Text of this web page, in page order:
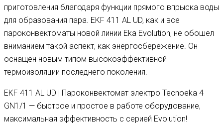
приготовления благодаря функции прямого впрыска воды
для образования пара. EKF 411 AL UD, как и все
пароконвектоматы новой линии Eka Evolution, не обошел
вниманием такой аспект, как энергосбережение. Он
оснащен новым типом высокоэффективной
термоизоляции последнего поколения.
EKF 411 AL UD | Пароконвектомат электро Tecnoeka 4
GN1/1 — быстрое и простое в работе оборудование,
максимальная эффективность с серией Evolution!